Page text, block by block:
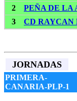
2
PEÑA DE LA
3
CD RAYCAN
JORNADAS
PRIMERA-
CANARIA-PLP-1